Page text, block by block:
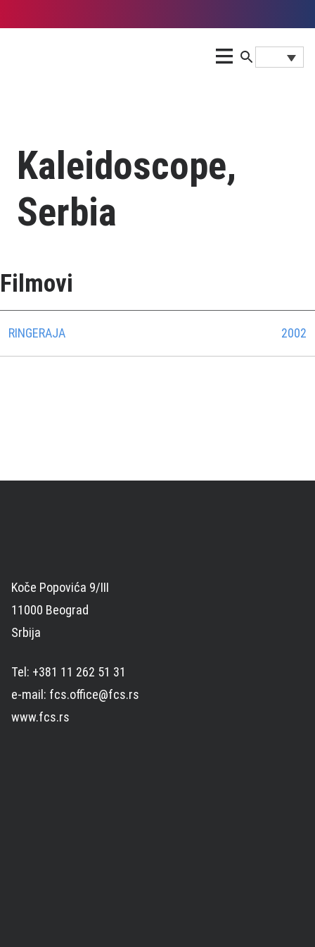
Kaleidoscope,
Serbia
Filmovi
RINGERAJA 2002
Koče Popovića 9/III
11000 Beograd
Srbija
Tel: +381 11 262 51 31
e-mail: fcs.office@fcs.rs
www.fcs.rs